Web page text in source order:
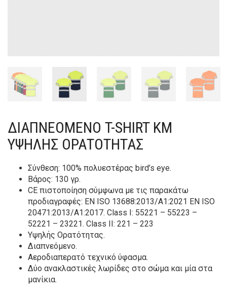
ΔΙΑΠΝΕΌΜΕΝΟ T-SHIRT ΚΜ
ΥΨΗΛΉΣ ΟΡΑΤΌΤΗΤΑΣ
Σύνθεση: 100% πολυεστέρας bird’s eye.
Βάρος: 130 γρ.
CE πιστοποίηση σύμφωνα με τις παρακάτω
προδιαγραφές: EN ISO 13688:2013/A1:2021 EN ISO
20471:2013/A1:2017. Class I: 55221 – 55223 –
52221 – 23221. Class II: 221 – 223
Υψηλής Ορατότητας.
Διαπνεόμενο.
Αεροδιαπερατό τεχνικό ύφασμα.
Δύο ανακλαστικές λωρίδες στο σώμα και μία στα
μανίκια.